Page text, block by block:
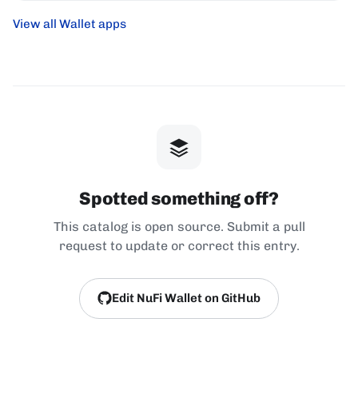
View all Wallet apps
Spotted something off?
This catalog is open source. Submit a pull
request to update or correct this entry.
Edit NuFi Wallet on GitHub